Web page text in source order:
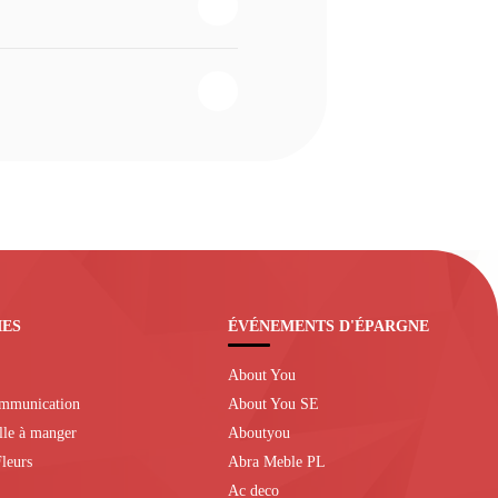
à manger
ÉVÉNEMENTS D'ÉPARGNE
About You
About You SE
Aboutyou
Abra Meble PL
Ac deco